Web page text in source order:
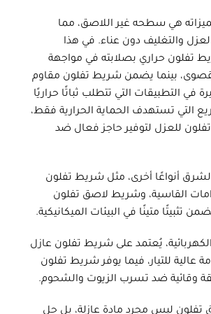
هي سطحه غير اللاصق، مما
والتغليف دون عناء. في هذا
تفلون حراري بصلابته في مواجهة
بينما يضمن شريط تفلون مقاوم
في التطبيقات التي تتطلب ثباتًا حراريًا
التي تستهدف الحماية الحرارية فقط،
للعزل لتوفير حاجز فعال ضد
أنواعًا أخرى، مثل شريط تفلون
القاسية، وشريط لاصق تفلون
تثبيتًا متينًا في البيئات الميكانيكية.
يُعتمد على شريط تفلون عازل
عالية للتيار، فيما يوفر شريط تفلون
وقائية ضد تسرب الزيوت والشحوم.
تفلون ليس مجرد مادة عازلة، بل حل